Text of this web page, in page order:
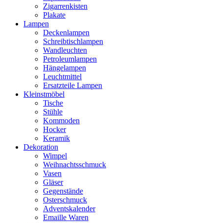
Zigarrenkisten
Plakate
Lampen
Deckenlampen
Schreibtischlampen
Wandleuchten
Petroleumlampen
Hängelampen
Leuchtmittel
Ersatzteile Lampen
Kleinstmöbel
Tische
Stühle
Kommoden
Hocker
Keramik
Dekoration
Wimpel
Weihnachtsschmuck
Vasen
Gläser
Gegenstände
Osterschmuck
Adventskalender
Emaille Waren